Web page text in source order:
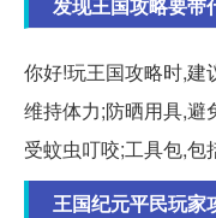
你好!玩王国攻略时,建
维持体力;防晒用具,避
受蚊虫叮咬;工具包,包
王国纪元平民玩家